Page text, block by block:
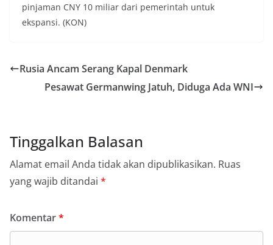
pinjaman CNY 10 miliar dari pemerintah untuk
ekspansi. (KON)
Rusia Ancam Serang Kapal Denmark
Pesawat Germanwing Jatuh, Diduga Ada WNI
Tinggalkan Balasan
Alamat email Anda tidak akan dipublikasikan. Ruas
yang wajib ditandai *
Komentar*